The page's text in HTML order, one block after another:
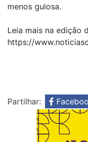
menos gulosa.
Leia mais na edição
https://
Partilhar: